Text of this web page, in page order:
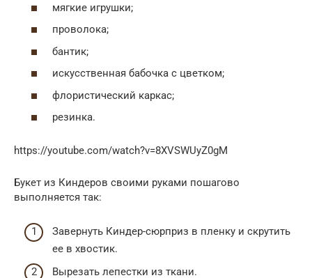
мягкие игрушки;
проволока;
бантик;
искусственная бабочка с цветком;
флористический каркас;
резинка.
https://youtube.com/watch?v=8XVSWUyZ0gM
Букет из Киндеров своими руками пошагово
выполняется так:
Завернуть Киндер-сюрприз в пленку и скрутить
ее в хвостик.
Вырезать лепестки из ткани.